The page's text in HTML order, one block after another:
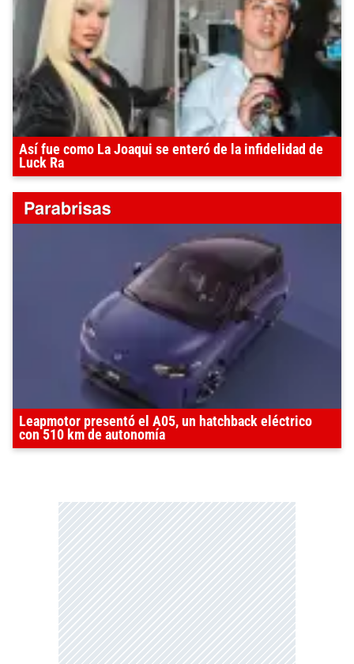
Así fue como La Joaqui se enteró de la infidelidad de
Luck Ra
Leapmotor presentó el A05, un hatchback eléctrico
con 510 km de autonomía